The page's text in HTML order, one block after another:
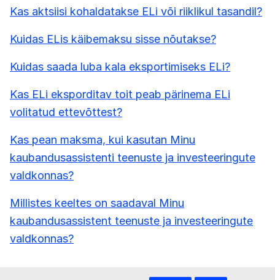
Kas aktsiisi kohaldatakse ELi või riiklikul tasandil?
Kuidas ELis käibemaksu sisse nõutakse?
Kuidas saada luba kala eksportimiseks ELi?
Kas ELi eksporditav toit peab pärinema ELi
volitatud ettevõttest?
Kas pean maksma, kui kasutan Minu
kaubandusassistenti teenuste ja investeeringute
valdkonnas?
Millistes keeltes on saadaval Minu
kaubandusassistent teenuste ja investeeringute
valdkonnas?